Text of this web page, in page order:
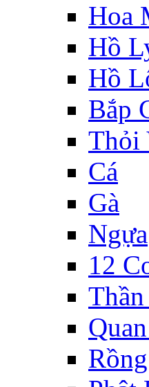
Hoa
Hồ
Hồ
Bắp
Thỏi
Cá
Gà
Ngựa
12
Rồng